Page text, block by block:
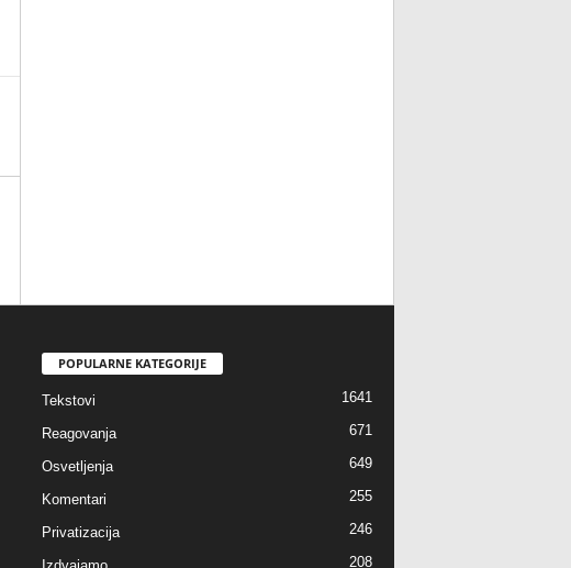
POPULARNE KATEGORIJE
Tekstovi 1641
Reagovanja 671
Osvetljenja 649
Komentari 255
Privatizacija 246
208